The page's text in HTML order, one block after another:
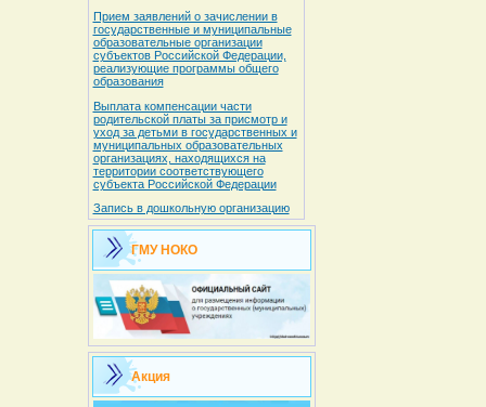
Прием заявлений о зачислении в
государственные и муниципальные
образовательные организации
субъектов Российской Федерации,
реализующие программы общего
образования
Выплата компенсации части
родительской платы за присмотр и
уход за детьми в государственных и
муниципальных образовательных
организациях, находящихся на
территории соответствующего
субъекта Российской Федерации
Запись в дошкольную организацию
ГМУ НОКО
Акция